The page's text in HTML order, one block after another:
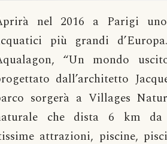
nel 2016 a Parigi
più grandi
“Un mondo
dall’architetto
sorgerà a Villages
che dista 6 km da
attrazioni, piscine,